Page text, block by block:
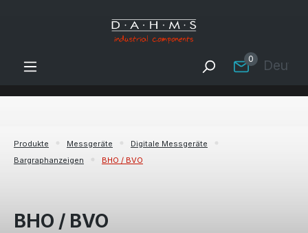
Zum Hauptinhalt springen
0
Produkte Messgeräte
Digitale Messgeräte
Bargraphanzeigen
BHO / BVO
BHO / BVO